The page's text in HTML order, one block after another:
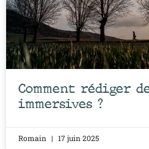
Comment rédiger
immersives ?
Romain 17 juin 2025